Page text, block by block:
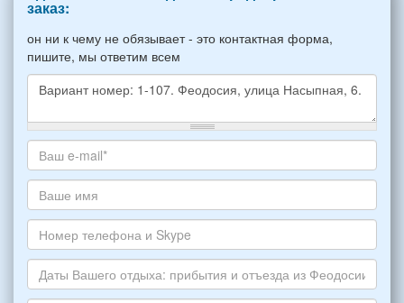
заказ:
он ни к чему не обязывает - это контактная форма,
пишите, мы ответим всем
Какое
жилье
хотите
снять,
укажите
пожалуйста
НОМЕР
варианта:
*
Ваш
адрес
электронной
почты
*
Ваше
имя
Номер
телефона
и
Даты